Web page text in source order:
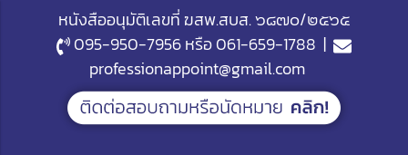
หนังสืออนุมัติเลขที่ ฆสพ.สบส. ๖๘๗๐/๒๕๖๕
095-950-7956หรือ061-659-1788 |
professionappoint@gmail.com